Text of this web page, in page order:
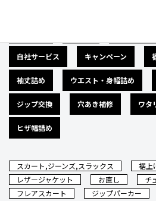
自社サービス キャンペーン
袖丈詰め ウエスト・身幅詰め
ジップ交換 穴あき補修 ワタ
ヒザ幅詰め
スカート,ジーンズ,スラックス 裾上
レザージャケット
お直し チ
フレアスカート
ジップパーカー